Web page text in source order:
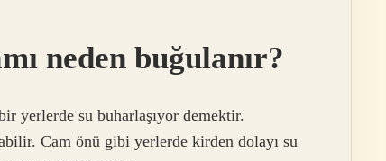
neden buğulanır?
yerlerde su buharlaşıyor demektir.
Cam önü gibi yerlerde kirden dolayı su